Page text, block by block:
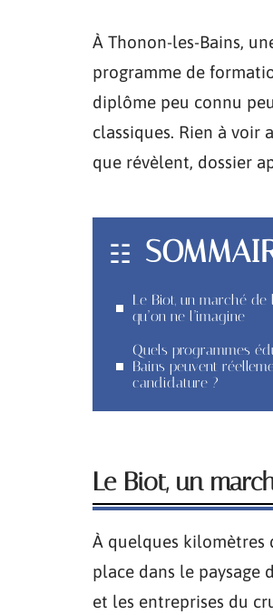
À Thonon-les-Bains,
programme de
diplôme peu connu
classiques. Rien à voir
que révèlent, dossier
Le Biot, un marché de
qu’on ne l’imagine
Quels programmes
Bains peuvent
candidature ?
Le Biot, un
À quelques kilomètres
place dans le paysage
et les entreprises du